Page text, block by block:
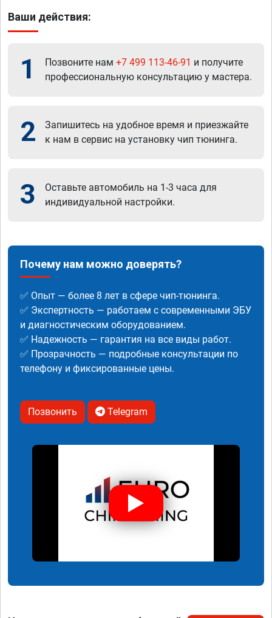
Ваши действия:
1 Позвоните нам +7 499 113-46-91 и получите
профессиональную консультацию у мастера.
2
Запишитесь на удобное время и приезжайте
к нам в сервис на установку чип тюнинга.
3
Оставьте автомобиль на 1-3 часа для
индивидуальной настройки.
Почему нам можно доверять?
✅ Опыт — более 8 лет в сфере чип-тюнинга.
✅ Экспертность — работаем с современными ЭБУ
и диагностическим оборудованием.
✅ Надежность — гарантия на все виды работ.
✅ Прозрачность — подробные консультации по
телефону и фиксированные цены.
Позвонить Telegram